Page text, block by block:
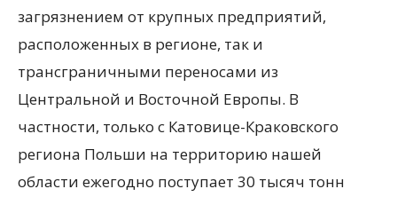
загрязнением от крупных предприятий,
расположенных в регионе, так и
трансграничными переносами из
Центральной и Восточной Европы. В
частности, только с Катовице-Краковского
региона Польши на территорию нашей
области ежегодно поступает 30 тысяч тонн